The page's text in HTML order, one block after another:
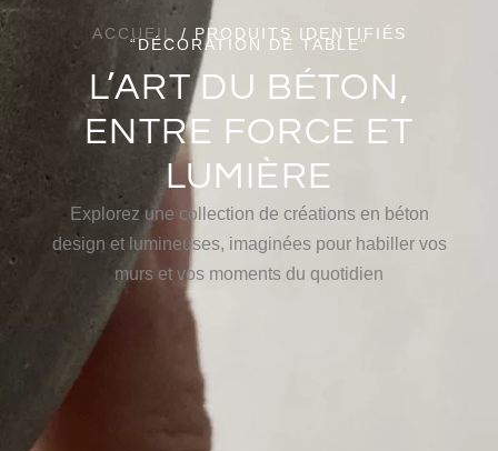
ACCUEIL / PRODUITS IDENTIFIÉS
“DÉCORATION DE TABLE”
L’ART DU BÉTON,
ENTRE FORCE ET
LUMIÈRE
Explorez une collection de créations en béton
design et lumineuses, imaginées pour habiller vos
murs et vos moments du quotidien